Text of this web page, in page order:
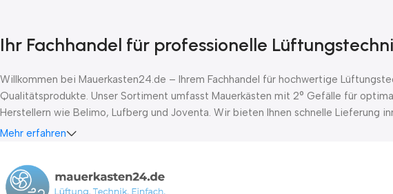
Ihr Fachhandel für professionelle
Willkommen bei Mauerkasten24.de – Ihrem Fachhandel für hochwertige
Qualitätsprodukte. Unser Sortiment umfasst Mauerkästen mit 2° Gefälle für
Herstellern wie Belimo, Lufberg und Joventa. Wir bieten Ihnen schnelle Lieferung
Mehr erfahren